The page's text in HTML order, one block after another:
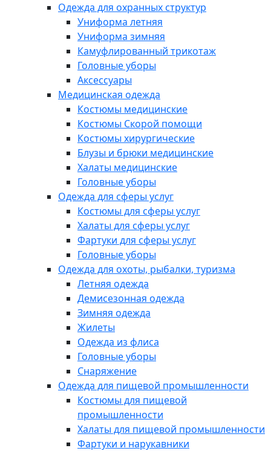
Одежда для охранных структур
Униформа летняя
Униформа зимняя
Камуфлированный трикотаж
Головные уборы
Аксессуары
Медицинская одежда
Костюмы медицинские
Костюмы Скорой помощи
Костюмы хирургические
Блузы и брюки медицинские
Халаты медицинские
Головные уборы
Одежда для сферы услуг
Костюмы для сферы услуг
Халаты для сферы услуг
Фартуки для сферы услуг
Головные уборы
Одежда для охоты, рыбалки, туризма
Летняя одежда
Демисезонная одежда
Зимняя одежда
Жилеты
Одежда из флиса
Головные уборы
Снаряжение
Одежда для пищевой промышленности
Костюмы для пищевой
промышленности
Халаты для пищевой промышленности
Фартуки и нарукавники